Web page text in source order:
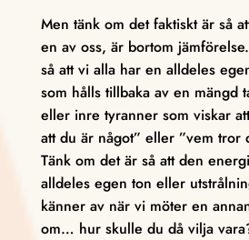
Men tänk om det faktiskt är så
en av oss, är bortom
så att vi alla har en alldeles
som hålls tillbaka av en mängd
eller inre tyranner som viskar
att du är något” eller ”vem
Tänk om det är så att den
alldeles egen ton eller
känner av när vi möter en
om… hur skulle du då vilja